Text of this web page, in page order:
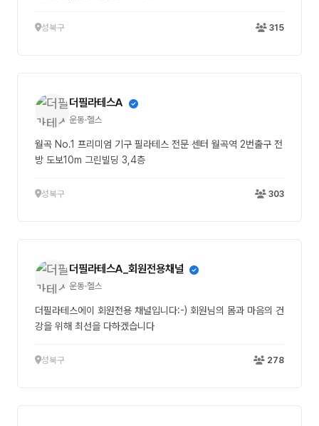
성북구 315
더필라테스A
운동·헬스
월곡 No.1 프리미엄 기구 필라테스 전문 센터 월곡역 2번출구 전
방 도보10m 그린빌딩 3,4층
성북구 303
더필라테스A_회원전용채널
운동·헬스
더필라테스에이 회원전용 채널입니다:-) 회원님의 몸과 마음의 건
강을 위해 최선을 다하겠습니다
성북구 278